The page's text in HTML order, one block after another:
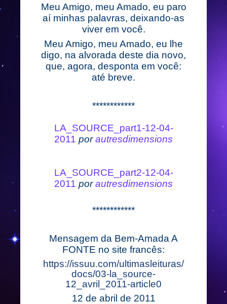
Meu Amigo, meu Amado, eu paro
aí minhas palavras, deixando-as
viver em você.
Meu Amigo, meu Amado, eu lhe
digo, na alvorada deste dia novo,
que, agora, desponta em você:
até breve.
************
LA_SOURCE_part1-12-04-
2011 porautresdimensions
LA_SOURCE_part2-12-04-
2011 porautresdimensions
************
Mensagem da Bem-Amada A
FONTE no site francês:
https://issuu.com/ultimasleituras/
docs/03-la_source-
12_avril_2011-article0
12 de abril de 2011